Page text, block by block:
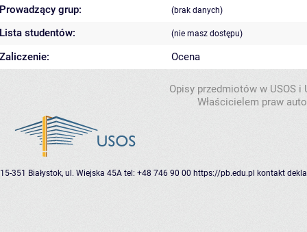
Prowadzący grup: (brak danych)
Lista studentów: (nie masz dostępu)
Zaliczenie: Ocena
Opisy przedmiotów w USOS
Właścicielem praw
15-351 Białystok, ul. Wiejska 45A tel: +48 746 90 00 https://pb.edu.pl kontakt